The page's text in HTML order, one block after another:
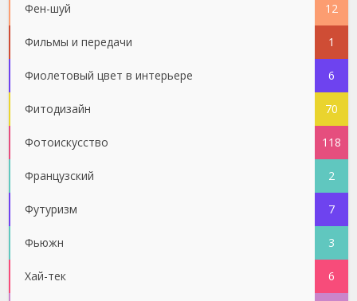
Фен-шуй 12
Фильмы и передачи 1
Фиолетовый цвет в интерьере 6
Фитодизайн 70
Фотоискусство 118
Французский 2
Футуризм 7
Фьюжн 3
Хай-тек 6